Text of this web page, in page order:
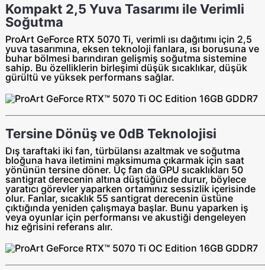
Kompakt 2,5 Yuva Tasarımı ile Verimli
Soğutma
ProArt GeForce RTX 5070 Ti, verimli ısı dağıtımı için 2,5
yuva tasarımına, eksen teknoloji fanlara, ısı borusuna ve
buhar bölmesi barındıran gelişmiş soğutma sistemine
sahip. Bu özelliklerin birleşimi düşük sıcaklıkar, düşük
gürültü ve yüksek performans sağlar.
Tersine Dönüş ve 0dB Teknolojisi
Dış taraftaki iki fan, türbülansı azaltmak ve soğutma
bloğuna hava iletimini maksimuma çıkarmak için saat
yönünün tersine döner. Üç fan da GPU sıcaklıkları 50
santigrat derecenin altına düştüğünde durur, böylece
yaratıcı görevler yaparken ortamınız sessizlik içerisinde
olur. Fanlar, sıcaklık 55 santigrat derecenin üstüne
çıktığında yeniden çalışmaya başlar. Bunu yaparken iş
veya oyunlar için performansı ve akustiği dengeleyen
hız eğrisini referans alır.